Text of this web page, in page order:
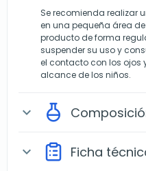
Se recomienda realizar
en una pequeña área
producto de forma
suspender su uso y
el contacto con los ojos
alcance de los niños.
expand_more
expand_more Ficha